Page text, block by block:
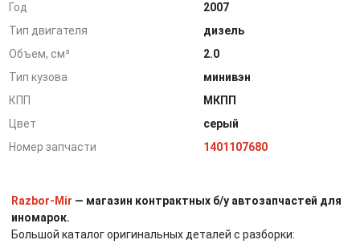
Год
2007
Тип двигателя
дизель
Объем, см³
2.0
Тип кузова
минивэн
КПП
МКПП
Цвет
серый
Номер запчасти
1401107680
Razbor-Mir — магазин контрактных б/у автозапчастей для
иномарок.
Большой каталог оригинальных деталей с разборки: